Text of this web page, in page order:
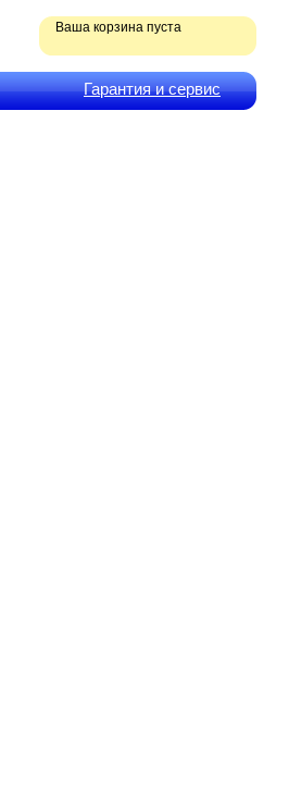
Ваша корзина пуста
Гарантия и сервис